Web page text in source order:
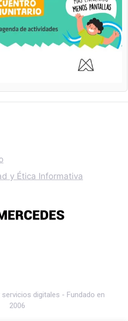
y Ética Informativa
digitales - Fundado en
2006